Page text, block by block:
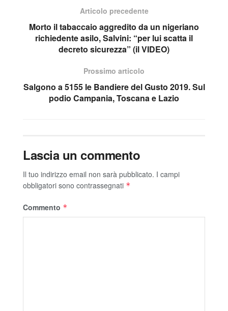
Articolo precedente
Morto il tabaccaio aggredito da un nigeriano
richiedente asilo, Salvini: “per lui scatta il
decreto sicurezza” (il VIDEO)
Prossimo articolo
Salgono a 5155 le Bandiere del Gusto 2019. Sul
podio Campania, Toscana e Lazio
Lascia un commento
Il tuo indirizzo email non sarà pubblicato. I campi
obbligatori sono contrassegnati *
Commento *